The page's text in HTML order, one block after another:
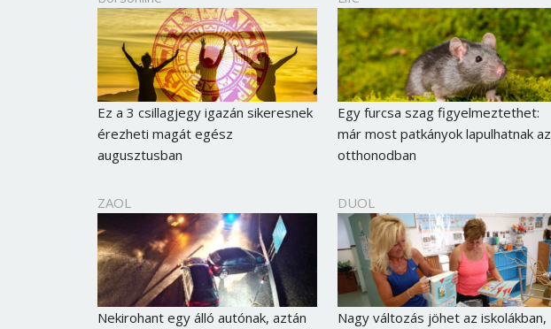
Ez a 3 csillagjegy igazán sikeresnek
érezheti magát egész
augusztusban
Egy furcsa szag figyelmeztethet:
már most patkányok lapulhatnak az
otthonodban
ZAOL
Nekirohant egy álló autónak, aztán
DUOL
Nagy változás jöhet az iskolákban,